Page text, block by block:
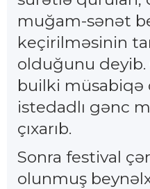
muğam-sənət
keçirilməsinin
olduğunu deyib.
builki müsabiqə
istedadlı gənc
çıxarıb.
Sonra festival
olunmuş